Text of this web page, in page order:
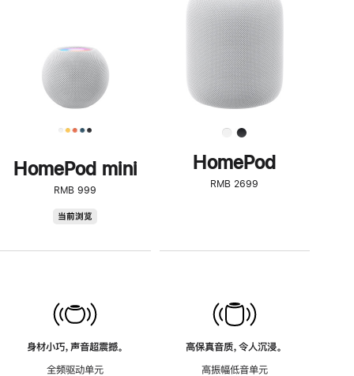
HomePod mini
RMB 999
当前浏览
身材小巧，声音超震撼。
全频驱动单元
了
解
HomePod<
HomePod
RMB 2699
高保真音质，令人沉浸。
高振幅低音单元